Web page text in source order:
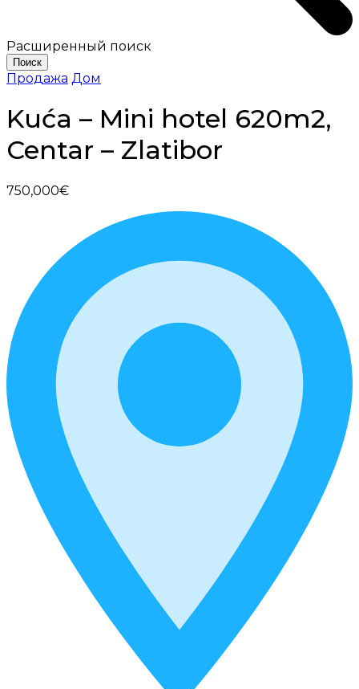
Расширенный поиск
Поиск
Продажа Дом
Kuća – Mini hotel 620m2,
Centar – Zlatibor
750,000€